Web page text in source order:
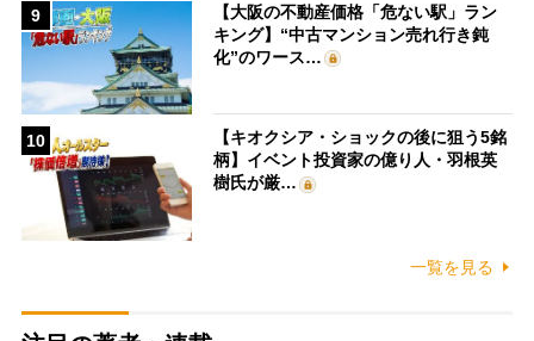
9
【大阪の不動産価格「危ない駅」ラン
キング】“中古マンション売れ行き鈍
化”のワース…
10
【キオクシア・ショックの後に狙う5銘
柄】イベント投資家の億り人・羽根英
樹氏が厳…
一覧を見る